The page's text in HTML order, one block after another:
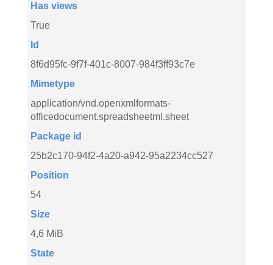
Has views
True
Id
8f6d95fc-9f7f-401c-8007-984f3ff93c7e
Mimetype
application/vnd.openxmlformats-
officedocument.spreadsheetml.sheet
Package id
25b2c170-94f2-4a20-a942-95a2234cc527
Position
54
Size
4,6 MiB
State